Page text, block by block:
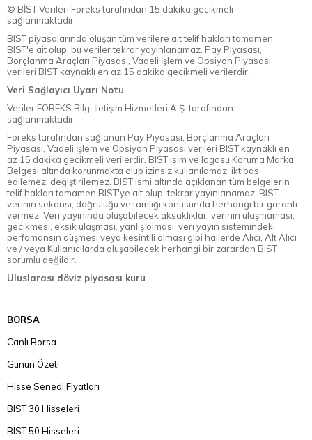
© BİST Verileri Foreks tarafından 15 dakika gecikmeli
sağlanmaktadır.
BIST piyasalarında oluşan tüm verilere ait telif hakları tamamen
BIST'e ait olup, bu veriler tekrar yayınlanamaz. Pay Piyasası,
Borçlanma Araçları Piyasası, Vadeli İşlem ve Opsiyon Piyasası
verileri BIST kaynaklı en az 15 dakika gecikmeli verilerdir.
Veri Sağlayıcı Uyarı Notu
Veriler FOREKS Bilgi İletişim Hizmetleri A.Ş. tarafından
sağlanmaktadır.
Foreks tarafından sağlanan Pay Piyasası, Borçlanma Araçları
Piyasası, Vadeli İşlem ve Opsiyon Piyasası verileri BIST kaynaklı en
az 15 dakika gecikmeli verilerdir. BIST isim ve logosu Koruma Marka
Belgesi altında korunmakta olup izinsiz kullanılamaz, iktibas
edilemez, değiştirilemez. BIST ismi altında açıklanan tüm belgelerin
telif hakları tamamen BIST'ye ait olup, tekrar yayınlanamaz. BIST,
verinin sekansı, doğruluğu ve tamlığı konusunda herhangi bir garanti
vermez. Veri yayınında oluşabilecek aksaklıklar, verinin ulaşmaması,
gecikmesi, eksik ulaşması, yanlış olması, veri yayın sistemindeki
perfomansın düşmesi veya kesintili olması gibi hallerde Alıcı, Alt Alıcı
ve / veya Kullanıcılarda oluşabilecek herhangi bir zarardan BIST
sorumlu değildir.
Uluslarası döviz piyasası kuru
BORSA
Canlı Borsa
Günün Özeti
Hisse Senedi Fiyatları
BIST 30 Hisseleri
BIST 50 Hisseleri